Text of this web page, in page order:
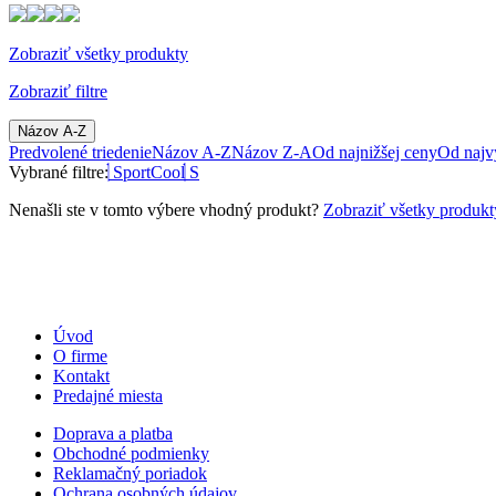
Zobraziť všetky produkty
Zobraziť filtre
Názov A-Z
Predvolené triedenieNázov A-ZNázov Z-AOd najnižšej cenyOd
Vybrané filtre: SportCool S
Nenašli ste v tomto výbere vhodný produkt? Zobraziť všetky
Úvod
O firme
Kontakt
Predajné miesta
Doprava a platba
Obchodné podmienky
Reklamačný poriadok